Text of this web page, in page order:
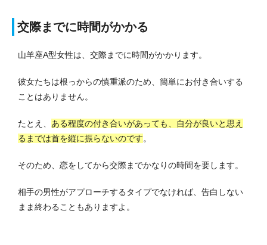
交際までに時間がかかる
山羊座A型女性は、交際までに時間がかかります。
彼女たちは根っからの慎重派のため、簡単にお付き合いする
ことはありません。
たとえ、 ある程度の付き合いがあっても、自分が良いと思え
るまでは首を縦に振らないのです。
そのため、恋をしてから交際までかなりの時間を要します。
相手の男性がアプローチするタイプでなければ、告白しない
まま終わることもありますよ。